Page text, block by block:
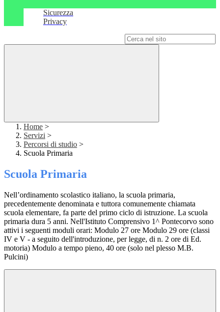
Sicurezza
Privacy
Home >
Servizi >
Percorsi di studio >
Scuola Primaria
Scuola Primaria
Nell’ordinamento scolastico italiano, la scuola primaria,
precedentemente denominata e tuttora comunemente chiamata
scuola elementare, fa parte del primo ciclo di istruzione. La scuola
primaria dura 5 anni. Nell'Istituto Comprensivo 1^ Pontecorvo sono
attivi i seguenti moduli orari: Modulo 27 ore Modulo 29 ore (classi
IV e V - a seguito dell'introduzione, per legge, di n. 2 ore di Ed.
motoria) Modulo a tempo pieno, 40 ore (solo nel plesso M.B.
Pulcini)